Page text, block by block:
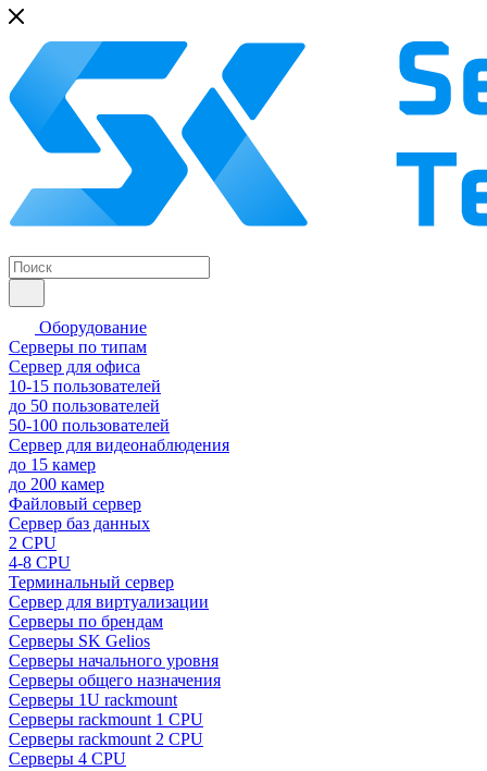
Оборудование
Серверы по типам
Сервер для офиса
10-15 пользователей
до 50 пользователей
50-100 пользователей
Сервер для видеонаблюдения
до 15 камер
до 200 камер
Файловый сервер
Сервер баз данных
2 CPU
4-8 CPU
Терминальный сервер
Сервер для виртуализации
Серверы по брендам
Серверы SK Gelios
Серверы начального уровня
Серверы общего назначения
Серверы 1U rackmount
Серверы rackmount 1 CPU
Серверы rackmount 2 CPU
Серверы 4 CPU